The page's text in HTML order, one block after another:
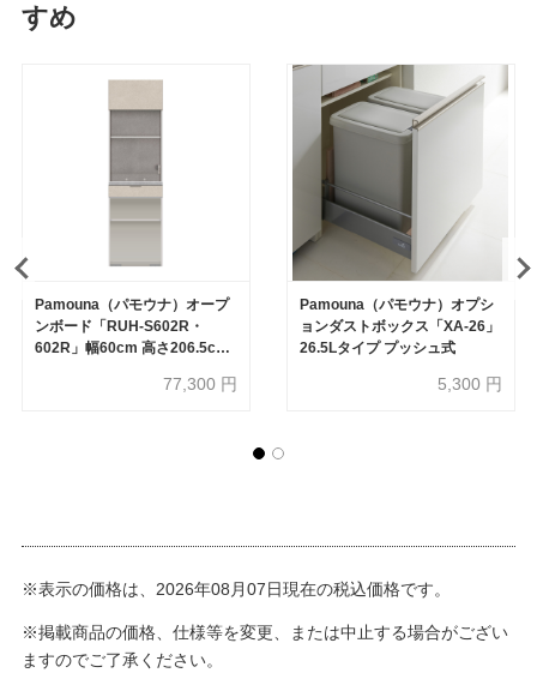
すめ
Pamouna（パモウナ）オープ
ンボード「RUH-S602R・
602R」幅60cm 高さ206.5cm
77,300 円
Pamouna（パモウナ）オプシ
ョンダストボックス「XA-26」
26.5Lタイプ プッシュ式
5,300 円
※表示の価格は、2026年08月07日現在の税込価格です。
※掲載商品の価格、仕様等を変更、または中止する場合がござい
ますのでご了承ください。